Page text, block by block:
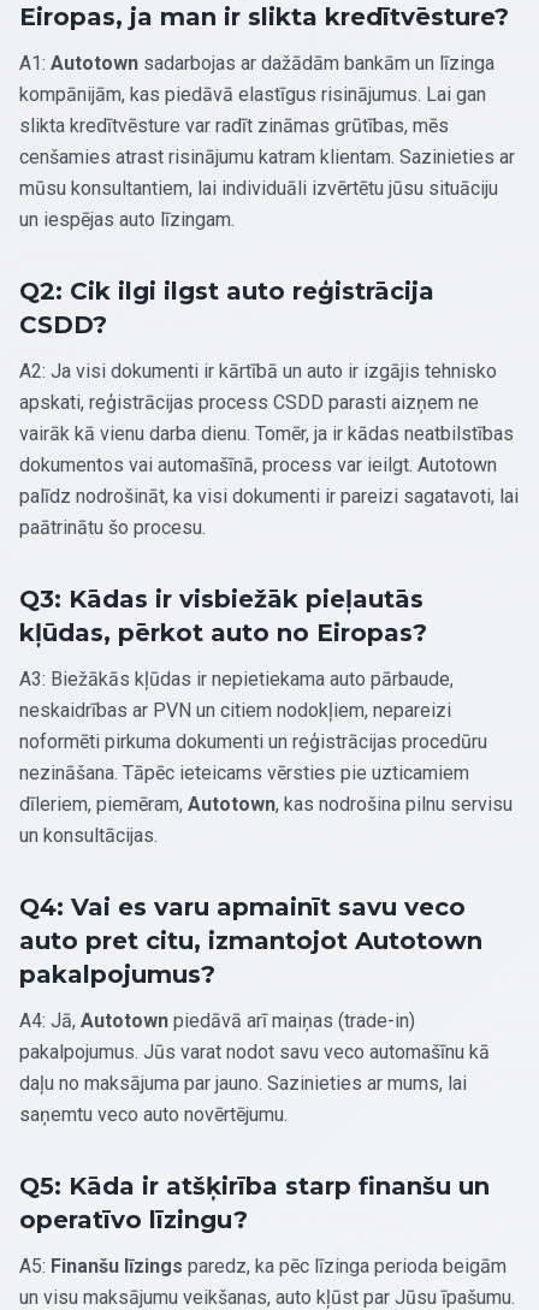
Eiropas, ja man ir slikta kredītvēsture?
A1: Autotown sadarbojas ar dažādām bankām un līzinga
kompānijām, kas piedāvā elastīgus risinājumus. Lai gan
slikta kredītvēsture var radīt zināmas grūtības, mēs
cenšamies atrast risinājumu katram klientam. Sazinieties ar
mūsu konsultantiem, lai individuāli izvērtētu jūsu situāciju
un iespējas auto līzingam.
Q2: Cik ilgi ilgst auto reģistrācija
CSDD?
A2: Ja visi dokumenti ir kārtībā un auto ir izgājis tehnisko
apskati, reģistrācijas process CSDD parasti aizņem ne
vairāk kā vienu darba dienu. Tomēr, ja ir kādas neatbilstības
dokumentos vai automašīnā, process var ieilgt. Autotown
palīdz nodrošināt, ka visi dokumenti ir pareizi sagatavoti, lai
paātrinātu šo procesu.
Q3: Kādas ir visbiežāk pieļautās
kļūdas, pērkot auto no Eiropas?
A3: Biežākās kļūdas ir nepietiekama auto pārbaude,
neskaidrības ar PVN un citiem nodokļiem, nepareizi
noformēti pirkuma dokumenti un reģistrācijas procedūru
nezināšana. Tāpēc ieteicams vērsties pie uzticamiem
dīleriem, piemēram, Autotown, kas nodrošina pilnu servisu
un konsultācijas.
Q4: Vai es varu apmainīt savu veco
auto pret citu, izmantojot Autotown
pakalpojumus?
A4: Jā, Autotown piedāvā arī maiņas (trade-in)
pakalpojumus. Jūs varat nodot savu veco automašīnu kā
daļu no maksājuma par jauno. Sazinieties ar mums, lai
saņemtu veco auto novērtējumu.
Q5: Kāda ir atšķirība starp finanšu un
operatīvo līzingu?
A5: Finanšu līzings paredz, ka pēc līzinga perioda beigām
un visu maksājumu veikšanas, auto kļūst par Jūsu īpašumu.